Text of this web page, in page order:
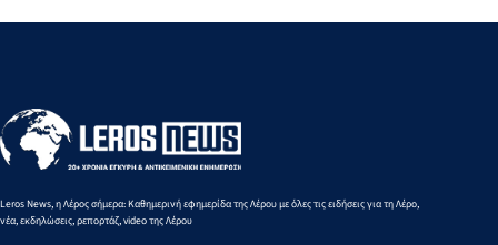
Leros News, η Λέρος σήμερα: Καθημερινή εφημερίδα της Λέρου με όλες τις ειδήσεις για τη Λέρο,
νέα, εκδηλώσεις, ρεπορτάζ, video της Λέρου